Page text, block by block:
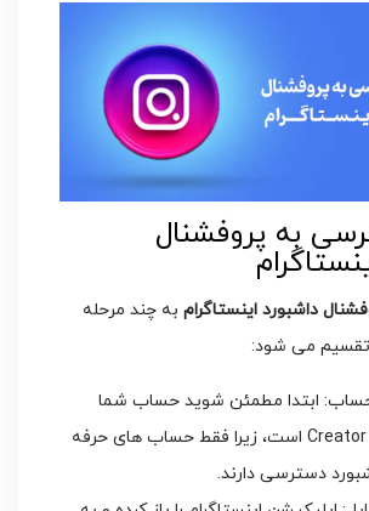
به پروفشنال
داشبورد اینستاگرام به چند مرحله
تقسیم می شود:
ابتدا مطمئن شوید حساب شما
Business یا Creator است، زیرا فقط حساب های حرفه
دسترسی دارند.